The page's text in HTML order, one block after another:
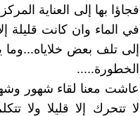
فجاؤا بها إلى العناية
في الماء وان كانت قليلة
إلى تلف بعض خلاياه...وما
الخطورة.....
عاشت معنا لقاء شهور
لا تتحرك إلا قليلا ولا